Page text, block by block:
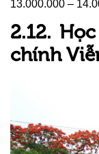
13.000.000 –
2.12.
chính